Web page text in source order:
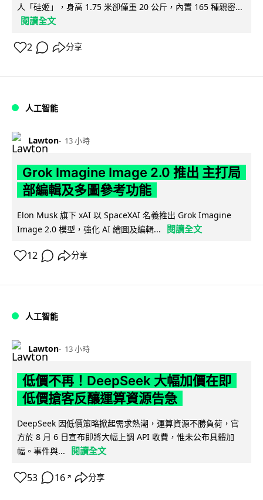
人「硅姬」，身高 1.75 米卻僅重 20 公斤，內置 165 種親密...
閱讀全文
2 分享
人工智能
Lawton 13 小時
Grok Imagine Image 2.0 推出 主打局
部編輯及多圖參考功能
Elon Musk 旗下 xAI 以 SpaceXAI 名義推出 Grok Imagine
Image 2.0 模型，強化 AI 繪圖及編輯...
閱讀全文
12 分享
人工智能
Lawton 13 小時
低價不再！DeepSeek 大幅加價在即
低價搶客反釀運算資源告急
DeepSeek 因低價策略掀起需求熱潮，運算資源不勝負荷，官
方於 8 月 6 日宣布即將大幅上調 API 收費，惟未公布具體加
幅。事件與...
閱讀全文
53 16 ↗ 分享